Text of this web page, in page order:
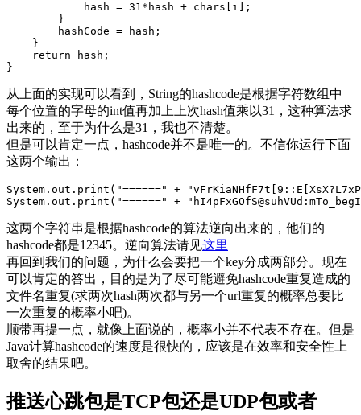
hash = 31 * hash + chars i
];
}
hashCode = hash ;
}
return
hash ;
}
从上面的实现可以看到，String的hashcode是根据字符数组中
每个位置的字母的int值再加上上次hash值乘以31，这种算法求
出来的，至于为什么是31，我也不清楚。
但是可以肯定一点，hashcode并不是唯一的。不信你运行下面
这两个输出：
System . out . print ( "======" +
System . out . print ( "======" +
这两个字符串是根据hashcode的算法逆向出来的，他们的
hashcode都是12345。逆向算法请见这里
再回到我们的问题，为什么会要把一个key分成两部分。现在
可以肯定的答出，目的是为了尽可能避免hashcode重复造成的
文件名重复(求两次hash两次都与另一个url重复的概率总要比
一次重复的概率小吧)。
顺带再提一点，就像上面说的，概率小并不代表不存在。但是
Java计算hashcode的速度是很快的，应该是在效率和安全性上
取舍的结果吧。
推送心跳包是TCP包还是UDP包或者